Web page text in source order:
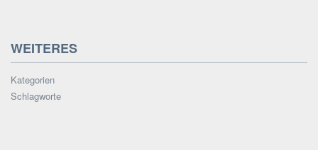
WEITERES
Kategorien
Schlagworte